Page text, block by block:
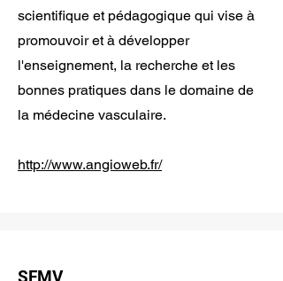
scientifique et pédagogique qui vise à
promouvoir et à développer
l'enseignement, la recherche et les
bonnes pratiques dans le domaine de
la médecine vasculaire.
http://www.angioweb.fr/